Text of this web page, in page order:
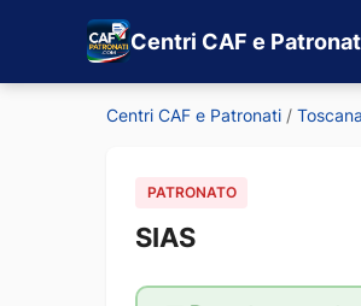
Centri CAF e
Centri CAF e Patronati / Toscana
PATRONATO
SIAS